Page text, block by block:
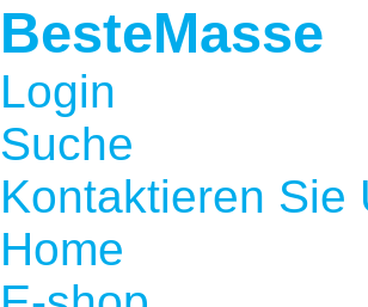
BesteMasse
Login
Suche
Kontaktieren Sie
Home